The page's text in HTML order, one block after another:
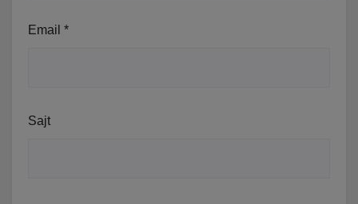
Email *
Sajt